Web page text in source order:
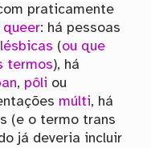
praticamente
queer: há pessoas
lésbicas (ou que
termos), há
, pôli ou
múlti, há
(e o termo trans
já deveria incluir